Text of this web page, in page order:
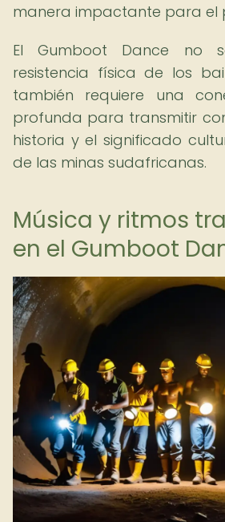
manera impactante para el
El Gumboot Dance no
resistencia física de los
también requiere una
profunda para transmitir
historia y el significado
de las minas sudafricanas.
Música y ritmos
en el Gumboot